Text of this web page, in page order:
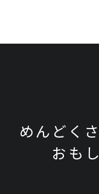
めんどく
おも